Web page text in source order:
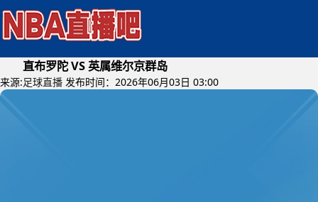
直布罗陀 VS 英属维尔京群岛
来源:足球直播 发布时间：2026年06月03日 03:00